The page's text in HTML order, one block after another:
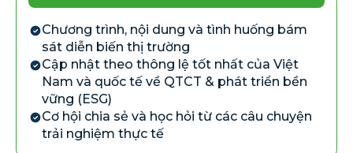
Chương trình, nội dung và tình huống bám
sát diễn biến thị trường
Cập nhật theo thông lệ tốt nhất của Việt
Nam và quốc tế về QTCT & phát triển bền
vững (ESG)
Cơ hội chia sẻ và học hỏi từ các câu chuyện
trải nghiệm thực tế